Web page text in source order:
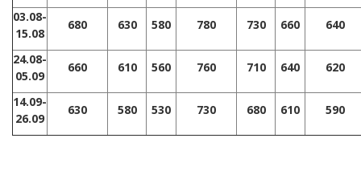
03.08-
15.08
680 630 580 780 730 660 640
24.08-
05.09
660 610 560 760 710 640 620
14.09-
26.09
630 580 530 730 680 610 590